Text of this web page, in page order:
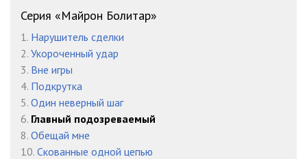
022
023
024
025
026
027
Серия «Майрон Болитар»
1. Нарушитель сделки
2. Укороченный удар
3. Вне игры
4. Подкрутка
5. Один неверный шаг
6. Главный подозреваемый
8. Обещай мне
10. Скованные одной цепью